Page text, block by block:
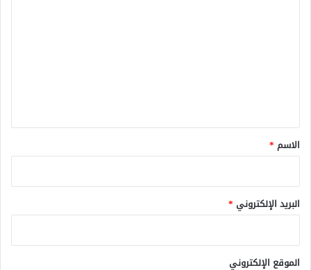
*
الاسم *
البريد الإلكتروني *
الموقع الإلكتروني